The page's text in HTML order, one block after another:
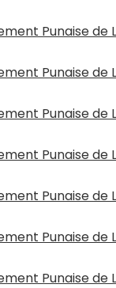
Punaise de
Punaise de
Punaise de
Punaise de
Punaise de
Punaise de
Punaise de